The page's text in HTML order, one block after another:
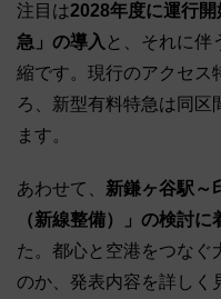
注目は2028年度に運行
急」の導入 と、それに
縮です。現行のアクセス
ろ、新型有料特急は同区
ます。
あわせて、 新鎌ヶ谷駅～
（新線整備）」の検討に
た。都心と空港をつなぐ
のか、発表内容を詳しく